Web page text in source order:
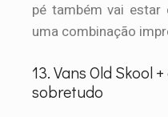
pé também vai
uma combinação
13. Vans Old Skool
sobretudo